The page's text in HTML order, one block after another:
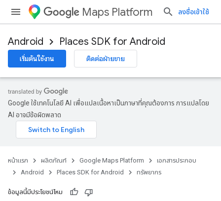
Maps Platform ลงชื่อเข้าใช้
Android Places SDK for Android
เริ่มต้นใช้งาน ติดต่อฝ่ายขาย
Google ใช้เทคโนโลยี AI เพื่อแปลเนื้อหาเป็นภาษาที่คุณต้องการ การแปลโดย
AI อาจมีข้อผิดพลาด
หน้าแรก ผลิตภัณฑ์ Google Maps Platform
เอกสารประกอบ
Android
Places SDK for Android ทรัพยากร
ข้อมูลนี้มีประโยชน์ไหม